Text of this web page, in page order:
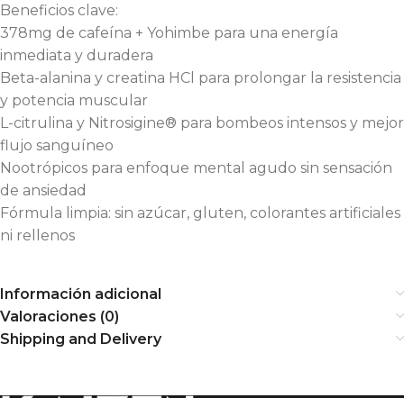
Beneficios clave:
378mg de cafeína + Yohimbe para una energía
inmediata y duradera
Beta-alanina y creatina HCl para prolongar la resistencia
y potencia muscular
L-citrulina y Nitrosigine® para bombeos intensos y mejor
flujo sanguíneo
Nootrópicos para enfoque mental agudo sin sensación
de ansiedad
Fórmula limpia: sin azúcar, gluten, colorantes artificiales
ni rellenos
Información adicional
Valoraciones (0)
Shipping and Delivery